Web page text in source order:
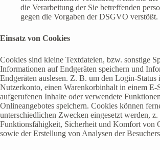
die Verarbeitung der Sie betreffenden
gegen die Vorgaben der DSGVO verstößt.
Einsatz von Cookies
Cookies sind kleine Textdateien, bzw. sonstige
Informationen auf Endgeräten speichern und
Endgeräten auslesen. Z. B. um den Login-Status
Nutzerkonto, einen Warenkorbinhalt in einem E-
aufgerufenen Inhalte oder verwendete
Onlineangebotes speichern. Cookies können
unterschiedlichen Zwecken eingesetzt werden,
Funktionsfähigkeit, Sicherheit und Komfort von
sowie der Erstellung von Analysen der